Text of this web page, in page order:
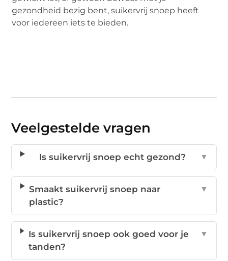
gezondheid bezig bent, suikervrij snoep heeft
voor iedereen iets te bieden.
Veelgestelde vragen
Is suikervrij snoep echt gezond? ▼
Smaakt suikervrij snoep naar
plastic?
▼
Is suikervrij snoep ook goed voor je
tanden?
▼